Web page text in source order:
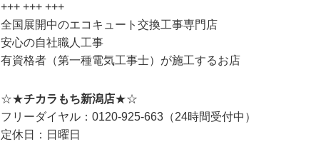
+++ +++ +++
全国展開中のエコキュート交換工事専門店
安心の自社職人工事
有資格者（第一種電気工事士）が施工するお店
☆★チカラもち新潟店★☆
フリーダイヤル：0120-925-663（24時間受付中）
定休日：日曜日